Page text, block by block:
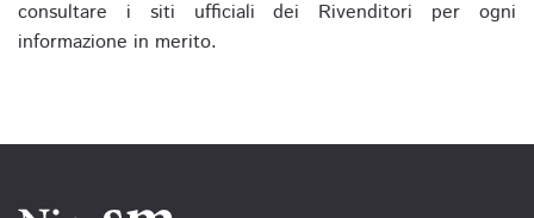
consultare i siti ufficiali dei Rivenditori per ogni
informazione in merito.